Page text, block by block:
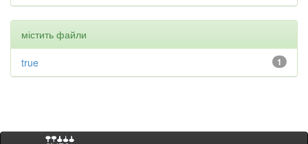
містить файли
1
true